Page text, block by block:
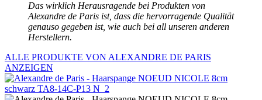
Das wirklich Herausragende bei Produkten von
Alexandre de Paris ist, dass die hervorragende Qualität
genauso gegeben ist, wie auch bei all unseren anderen
Herstellern.
ALLE PRODUKTE VON ALEXANDRE DE PARIS
ANZEIGEN